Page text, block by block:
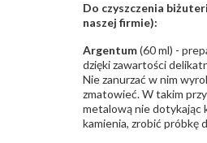
Do czyszczenia
naszej firmie):
Argentum(60 ml) -
dzięki zawartości
Nie zanurzać w nim
zmatowieć. W takim
metalową nie dotykając
kamienia, zrobić próbkę